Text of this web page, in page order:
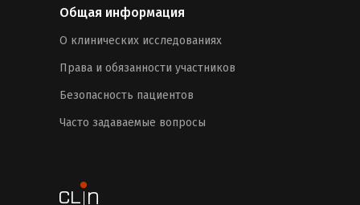
Общая информация
О клинических исследованиях
Права и обязанности участников
Безопасность пациентов
Часто задаваемые вопросы